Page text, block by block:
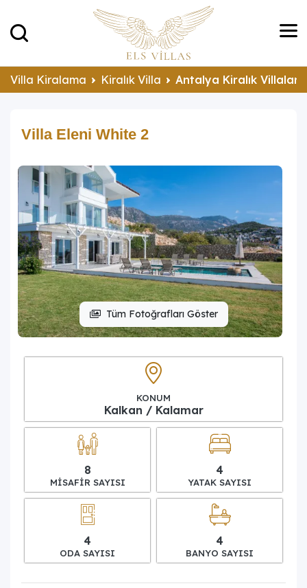
Villa Kiralama Kiralık Villa Antalya Kiralık Villalar
Villa Eleni White 2
Tüm Fotoğrafları Göster
KONUM
Kalkan / Kalamar
8
MISAFIR SAYISI
4
YATAK SAYISI
4
ODA SAYISI
4
BANYO SAYISI